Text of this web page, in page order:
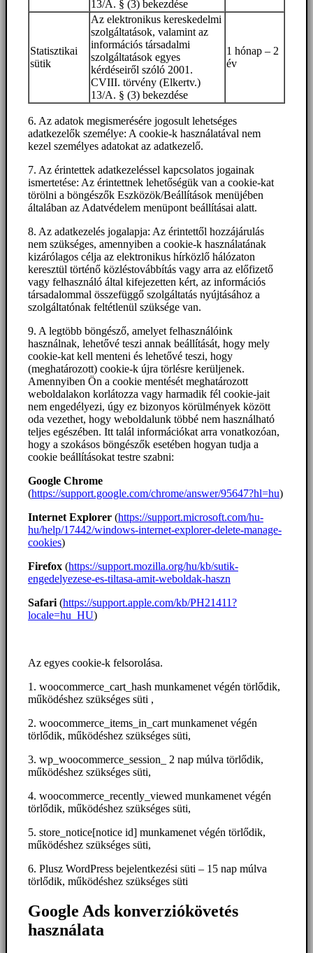
13/A. § (3) bekezdése
Statisztikai
sütik
Az elektronikus kereskedelmi
szolgáltatások, valamint az
információs társadalmi
szolgáltatások egyes
kérdéseiről szóló 2001.
CVIII. törvény (Elkertv.)
13/A. § (3) bekezdése
1 hónap – 2
év
6. Az adatok megismerésére jogosult lehetséges
adatkezelők személye: A cookie-k használatával nem
kezel személyes adatokat az adatkezelő.
7. Az érintettek adatkezeléssel kapcsolatos jogainak
ismertetése: Az érintettnek lehetőségük van a cookie-kat
törölni a böngészők Eszközök/Beállítások menüjében
általában az Adatvédelem menüpont beállításai alatt.
8. Az adatkezelés jogalapja: Az érintettől hozzájárulás
nem szükséges, amennyiben a cookie-k használatának
kizárólagos célja az elektronikus hírközlő hálózaton
keresztül történő közléstovábbítás vagy arra az előfizető
vagy felhasználó által kifejezetten kért, az információs
társadalommal összefüggő szolgáltatás nyújtásához a
szolgáltatónak feltétlenül szüksége van.
9. A legtöbb böngésző, amelyet felhasználóink
használnak, lehetővé teszi annak beállítását, hogy mely
cookie-kat kell menteni és lehetővé teszi, hogy
(meghatározott) cookie-k újra törlésre kerüljenek.
Amennyiben Ön a cookie mentését meghatározott
weboldalakon korlátozza vagy harmadik fél cookie-jait
nem engedélyezi, úgy ez bizonyos körülmények között
oda vezethet, hogy weboldalunk többé nem használható
teljes egészében. Itt talál információkat arra vonatkozóan,
hogy a szokásos böngészők esetében hogyan tudja a
cookie beállításokat testre szabni:
Google Chrome
(https://support.google.com/chrome/answer/95647?hl=hu)
Internet Explorer (https://support.microsoft.com/hu-
hu/help/17442/windows-internet-explorer-delete-manage-
cookies)
Firefox (https://support.mozilla.org/hu/kb/sutik-
engedelyezese-es-tiltasa-amit-weboldak-haszn
Safari(https://support.apple.com/kb/PH21411?
locale=hu_HU)
Az egyes cookie-k felsorolása.
1. woocommerce_cart_hash munkamenet végén törlődik,
működéshez szükséges süti ,
2. woocommerce_items_in_cart munkamenet végén
törlődik, működéshez szükséges süti,
3. wp_woocommerce_session_ 2 nap múlva törlődik,
működéshez szükséges süti,
4. woocommerce_recently_viewed munkamenet végén
törlődik, működéshez szükséges süti,
5. store_notice[notice id] munkamenet végén törlődik,
működéshez szükséges süti,
6. Plusz WordPress bejelentkezési süti – 15 nap múlva
törlődik, működéshez szükséges süti
Google Ads konverziókövetés
használata